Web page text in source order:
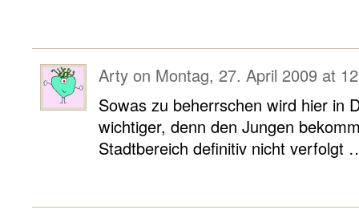
Arty on Montag, 27. April 2009 at
Sowas zu beherrschen wird hier in
wichtiger, denn den Jungen
Stadtbereich definitiv nicht verfolgt